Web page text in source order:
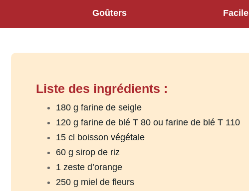
Goûters Facile
Liste des ingrédients :
180 g farine de seigle
120 g farine de blé T 80 ou farine de blé T 110
15 cl boisson végétale
60 g sirop de riz
1 zeste d’orange
250 g miel de fleurs